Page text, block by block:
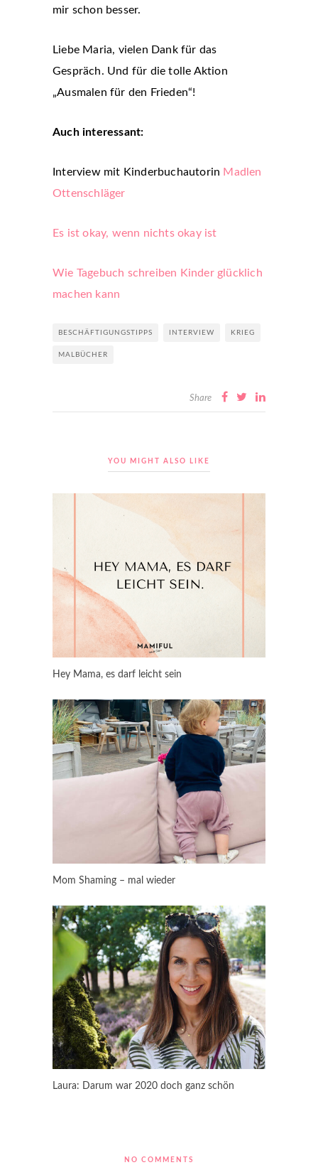
mir schon besser.
Liebe Maria, vielen Dank für das
Gespräch. Und für die tolle Aktion
„Ausmalen für den Frieden“!
Auch interessant:
Interview mit Kinderbuchautorin Madlen
Ottenschläger
Es ist okay, wenn nichts okay ist
Wie Tagebuch schreiben Kinder glücklich
machen kann
BESCHÄFTIGUNGSTIPPS INTERVIEW KRIEG
MALBÜCHER
Share
YOU MIGHT ALSO LIKE
Hey Mama, es darf leicht sein
Mom Shaming – mal wieder
Laura: Darum war 2020 doch ganz schön
NO COMMENTS